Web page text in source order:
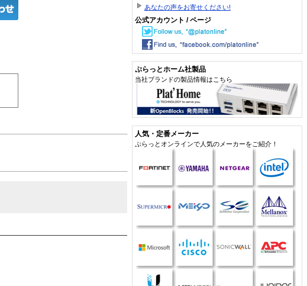
あなたの声をお寄せください!
公式アカウント / ページ
ぷらっとホーム社製品
当社ブランドの製品情報はこちら
人気・定番メーカー
ぷらっとオンラインで人気のメーカーをご紹介！